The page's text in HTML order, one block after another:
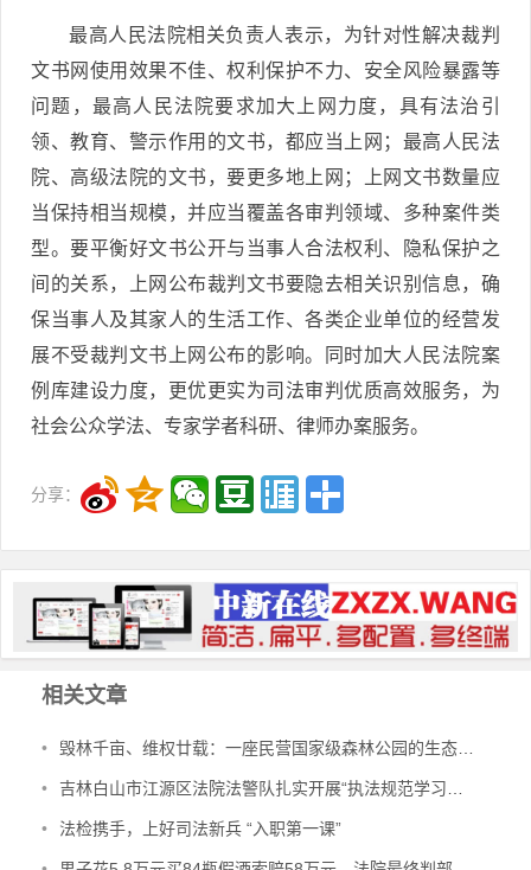
最高人民法院相关负责人表示，为针对性解决裁判
文书网使用效果不佳、权利保护不力、安全风险暴露等
问题，最高人民法院要求加大上网力度，具有法治引
领、教育、警示作用的文书，都应当上网；最高人民法
院、高级法院的文书，要更多地上网；上网文书数量应
当保持相当规模，并应当覆盖各审判领域、多种案件类
型。要平衡好文书公开与当事人合法权利、隐私保护之
间的关系，上网公布裁判文书要隐去相关识别信息，确
保当事人及其家人的生活工作、各类企业单位的经营发
展不受裁判文书上网公布的影响。同时加大人民法院案
例库建设力度，更优更实为司法审判优质高效服务，为
社会公众学法、专家学者科研、律师办案服务。
分享：
相关文章
• 毁林千亩、维权廿载：一座民营国家级森林公园的生态之殇
• 吉林白山市江源区法院法警队扎实开展“执法规范学习年”活动
• 法检携手，上好司法新兵 “入职第一课”